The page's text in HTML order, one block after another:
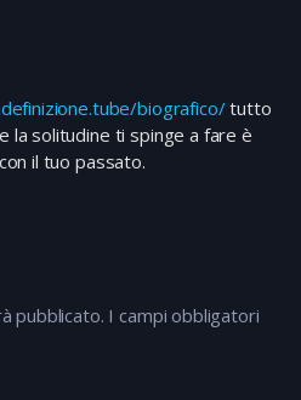
pubblicato. I campi obbligatori
biografico/tutto
la solitudine ti spinge a fare è
il tuo passato.